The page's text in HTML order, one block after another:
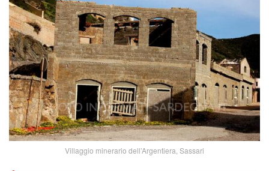
Villaggio minerario dell’Argentiera, Sassari